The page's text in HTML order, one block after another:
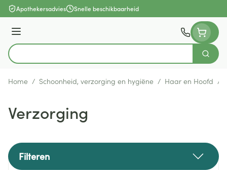
Ga naar de inhoud
Apothekersadvies Snelle beschikbaarheid
Menu
Product, merk, categorie...
Zoek
Home / Schoonheid, verzorging en hygiëne / Haar en Hoofd /
Verzorging
Filteren